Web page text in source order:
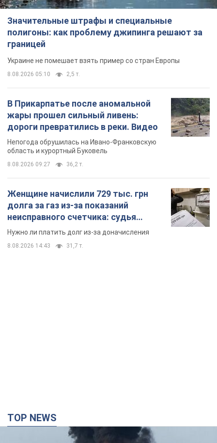
Значительные штрафы и специальные
полигоны: как проблему джипинга решают за
границей
Украине не помешает взять пример со стран Европы
8.08.2026 05:10 2,5 т.
В Прикарпатье после аномальной
жары прошел сильный ливень:
дороги превратились в реки. Видео
Непогода обрушилась на Ивано-Франковскую
область и курортный Буковель
8.08.2026 09:27 36,2 т.
Женщине начислили 729 тыс. грн
долга за газ из-за показаний
неисправного счетчика: судья
вынес неожиданное решение
Нужно ли платить долг из-за доначисления
8.08.2026 14:43 31,7 т.
TOP NEWS